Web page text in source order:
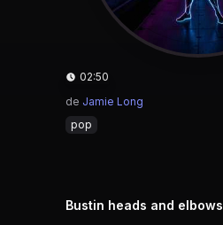
02:50
de Jamie Long
pop
Bustin heads and elbows